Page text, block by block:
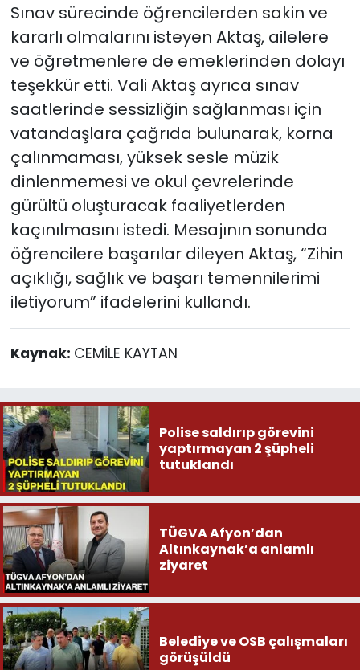
Sınav sürecinde öğrencilerden sakin ve
kararlı olmalarını isteyen Aktaş, ailelere
ve öğretmenlere de emeklerinden dolayı
teşekkür etti. Vali Aktaş ayrıca sınav
saatlerinde sessizliğin sağlanması için
vatandaşlara çağrıda bulunarak, korna
çalınmaması, yüksek sesle müzik
dinlenmemesi ve okul çevrelerinde
gürültü oluşturacak faaliyetlerden
kaçınılmasını istedi. Mesajının sonunda
öğrencilere başarılar dileyen Aktaş, “Zihin
açıklığı, sağlık ve başarı temennilerimi
iletiyorum” ifadelerini kullandı.
Kaynak: CEMİLE KAYTAN
Polise saldırıp görevini
yaptırmayan 2 şüpheli
tutuklandı
TÜGVA Afyon’dan
Altınkaynak’a anlamlı
ziyaret
Belediye ve OSB çalışmaları
görüşüldü